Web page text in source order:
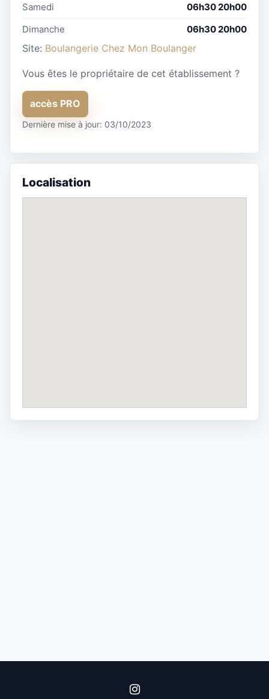
Samedi
06h30 20h00
Dimanche
06h30 20h00
Site: Boulangerie Chez Mon Boulanger
Vous êtes le propriétaire de cet établissement ?
accès PRO
Dernière mise à jour: 03/10/2023
Localisation